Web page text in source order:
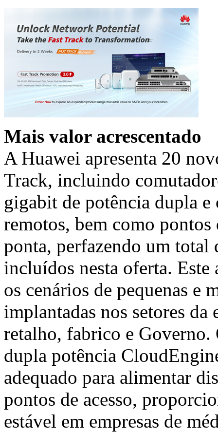
Mais valor acrescentado
A Huawei apresenta 20
Track, incluindo
gigabit de potência dupla
remotos, bem como pontos
ponta, perfazendo um total
incluídos nesta oferta. Este
os cenários de pequenas e
implantadas nos setores da
retalho, fabrico e
dupla potência
adequado para alimentar
pontos de acesso,
estável em empresas de